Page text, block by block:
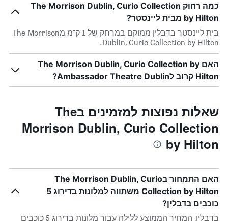
כמה רחוק The Morrison Dublin, Curio Collection
by Hilton מבית ליינסטר?
בית ליינסטר בדבלין ממוקם במרחק של 1 ק"מ מThe Morrison
Dublin, Curio Collection by Hilton.
האם The Morrison Dublin, Curio Collection by
Hilton קרוב לAmbassador Theatre Dublin?
שאלות נפוצות למזמינים בThe
Morrison Dublin, Curio Collection
by Hilton
האם התמחור בThe Morrison Dublin, Curio
Collection by Hilton משתווה למלונות בדירוג 5
כוכבים בדבלין?
בדבלין, המחיר הממוצע ללילה עבור מלונות בדירוג 5 כוכבים